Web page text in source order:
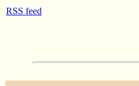
RSS feed